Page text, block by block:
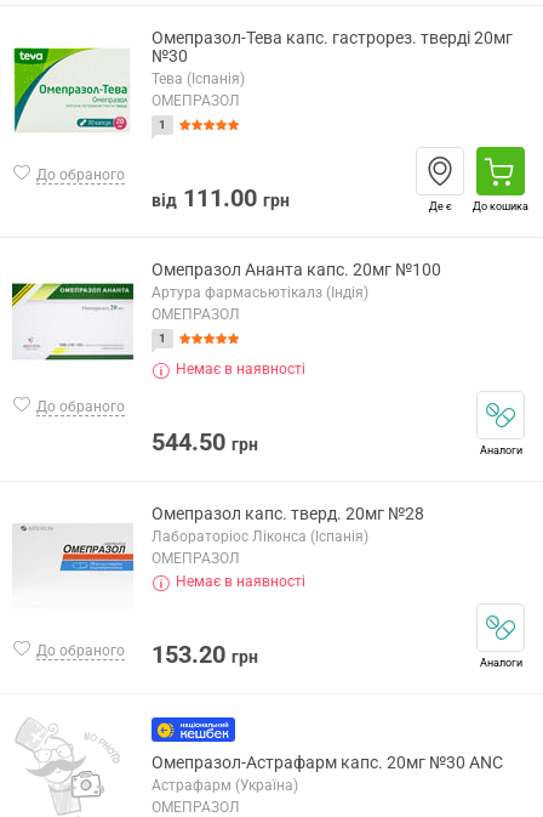
До обраного
Омепразол-Тева капс. гастрорез. тверді 20мг
№30
Тева (Іспанія)
ОМЕПРАЗОЛ
1
від 111.00 грн Де є До кошика
До обраного
Омепразол Ананта капс. 20мг №100
Артура фармасьютікалз (Індія)
ОМЕПРАЗОЛ
1
Немає в наявності
544.50 грн Аналоги
До обраного
Омепразол капс. тверд. 20мг №28
Лабораторіос Ліконса (Іспанія)
ОМЕПРАЗОЛ
Немає в наявності
153.20 грн Аналоги
Омепразол-Астрафарм капс. 20мг №30 ANC
Астрафарм (Україна)
ОМЕПРАЗОЛ